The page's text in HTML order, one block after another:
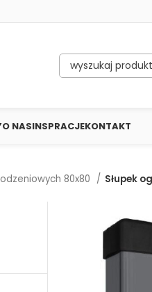
O NASINSPRACJEKONTAKT
80x80 Słupek